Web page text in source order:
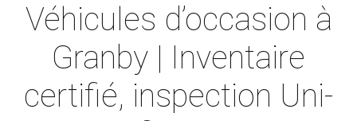
Véhicules d’occasion à
Granby | Inventaire
certifié, inspection Uni-